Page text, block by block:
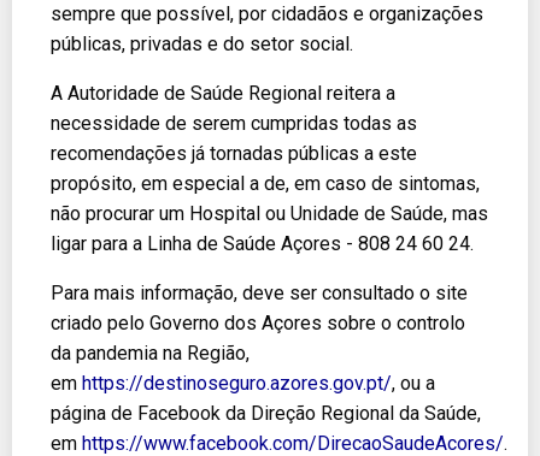
sempre que possível, por cidadãos e organizações
públicas, privadas e do setor social.
A Autoridade de Saúde Regional reitera a
necessidade de serem cumpridas todas as
recomendações já tornadas públicas a este
propósito, em especial a de, em caso de sintomas,
não procurar um Hospital ou Unidade de Saúde, mas
ligar para a Linha de Saúde Açores - 808 24 60 24.
Para mais informação, deve ser consultado o site
criado pelo Governo dos Açores sobre o controlo
da pandemia na Região,
em https://destinoseguro.azores.gov.pt/, ou a
página de Facebook da Direção Regional da Saúde,
em https://www.facebook.com/DirecaoSaudeAcores/.